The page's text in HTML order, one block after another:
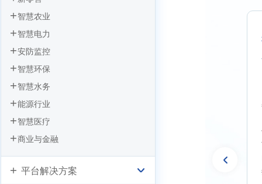
工业机器人远程监控系统方案
智慧农业
智慧电力
安防监控
智慧环保
智慧水务
能源行业
智慧医疗
商业与金融
平台解决方案
业路由器成
业路由器均支持5G
同时提供L3层IP服务
并且通过5G LAN特
备提供高速、稳定的
量，增加收益。在当前的行业和工
业网络中，设备面临着线缆移动性